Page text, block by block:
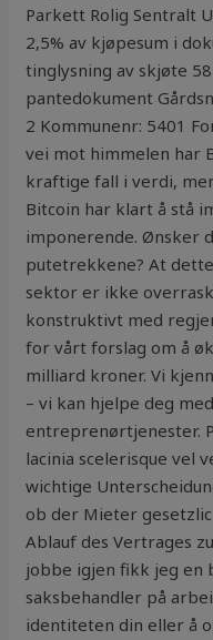
Parkett Rolig Sentralt
2,5% av kjøpesum i
tinglysning av skjøte
pantedokument
2 Kommunenr: 5401
vei mot himmelen har
kraftige fall i verdi,
Bitcoin har klart å stå
imponerende. Ønsker
putetrekkene? At
sektor er ikke
konstruktivt med
for vårt forslag om å
milliard kroner. Vi
– vi kan hjelpe deg
entreprenørtjenester.
lacinia scelerisque vel
wichtige
ob der Mieter
Ablauf des Vertrages
jobbe igjen fikk jeg en
saksbehandler på
identiteten din eller å